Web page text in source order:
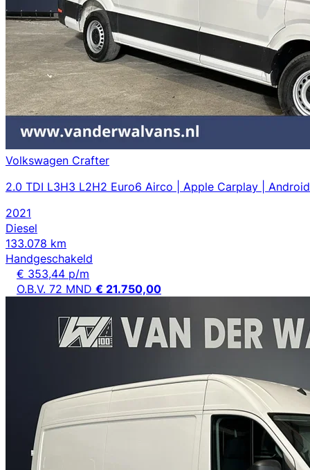
Volkswagen Crafter
2.0 TDI L3H3 L2H2 Euro6 Airco | Apple Carplay |
2021
Diesel
133.078 km
Handgeschakeld
€ 353,44 p/m
O.B.V. 72 MND € 21.750,00